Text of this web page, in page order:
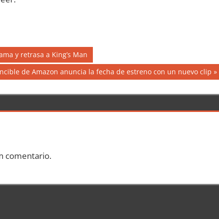
y retrasa a King’s Man
de Amazon anuncia la fecha de estreno con un nuevo clip
comentario.